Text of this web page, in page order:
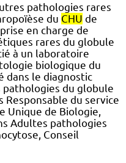
pathologies rares
du CHU de
en charge de
rares du globule
à un laboratoire
biologique du
dans le diagnostic
du globule
Responsable du service
Unique de Biologie,
Adultes pathologies
Conseil